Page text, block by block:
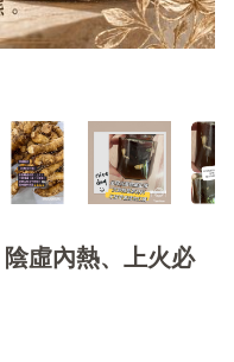
虛內熱、上火必